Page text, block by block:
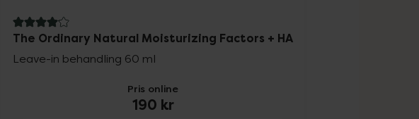
4.1 av 5 i omdöme
The Ordinary Natural Moisturizing Factors + HA
Leave-in behandling 60 ml
Pris online
190 kr